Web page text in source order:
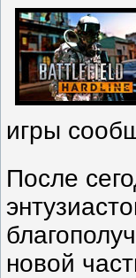
игры
После
новой